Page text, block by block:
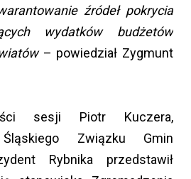
źródeł pokrycia
wydatków budżetów
– powiedział Zygmunt
sesji Piotr Kuczera,
Śląskiego Związku Gmin
Rybnika przedstawił